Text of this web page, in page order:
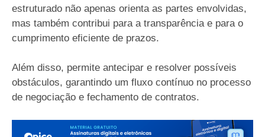
estruturado não apenas orienta as partes envolvidas,
mas também contribui para a transparência e para o
cumprimento eficiente de prazos.
Além disso, permite antecipar e resolver possíveis
obstáculos, garantindo um fluxo contínuo no processo
de negociação e fechamento de contratos.